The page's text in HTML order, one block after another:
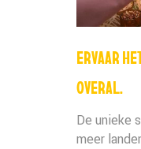
ERVAAR
OVERAL.
De unieke
meer